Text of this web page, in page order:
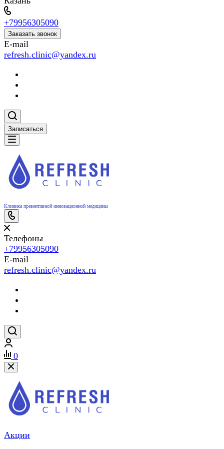
+79956305090
Заказать звонок
E-mail
refresh.clinic@yandex.ru
Записаться
Клиника превентивной инновационной медицины
Телефоны
+79956305090
E-mail
refresh.clinic@yandex.ru
0
Акции